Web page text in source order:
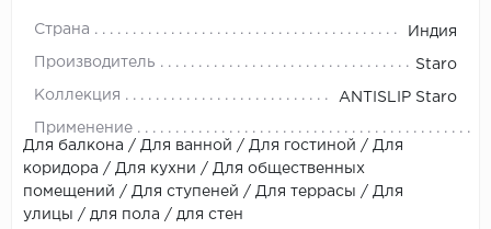
Страна Индия
Производитель Staro
Коллекция ANTISLIP Staro
Применение
Для балкона / Для ванной / Для гостиной / Для
коридора / Для кухни / Для общественных
помещений / Для ступеней / Для террасы / Для
улицы / для пола / для стен